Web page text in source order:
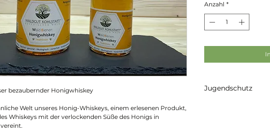
bezaubernder Honigwhiskey
Welt unseres Honig-Whiskeys, einem erlesenen Produkt,
Whiskeys mit der verlockenden Süße des Honigs in
Anzahl *
Jugendschutz